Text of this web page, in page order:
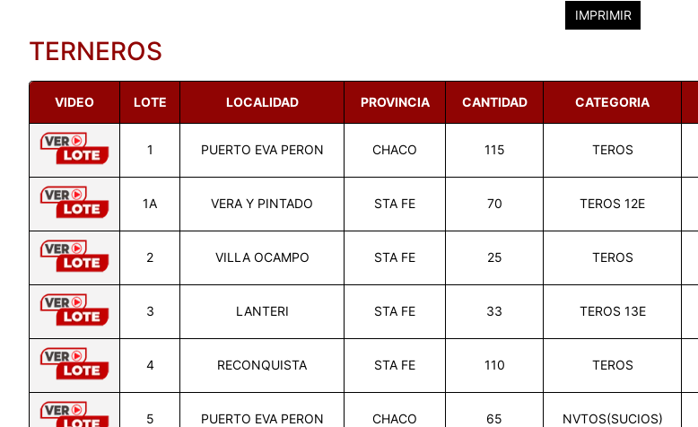
IMPRIMIR
TERNEROS
VIDEO LOTE LOCALIDAD PROVINCIA CANTIDAD CATEGORIA
1 PUERTO EVA PERON CHACO 115 TEROS
1A VERA Y PINTADO STA FE 70 TEROS 12E
2 VILLA OCAMPO STA FE 25 TEROS
3 LANTERI STA FE 33 TEROS 13E
4 RECONQUISTA STA FE 110 TEROS
5 PUERTO EVA PERON CHACO 65 NVTOS(SUCIOS)